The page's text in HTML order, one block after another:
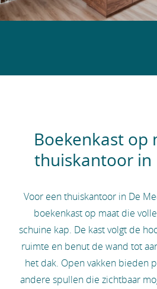
Boekenkast op
thuiskantoor in
Voor een thuiskantoor in De
boekenkast op maat die
schuine kap. De kast volgt de
ruimte en benut de wand tot
het dak. Open vakken bieden
andere spullen die zichtbaar